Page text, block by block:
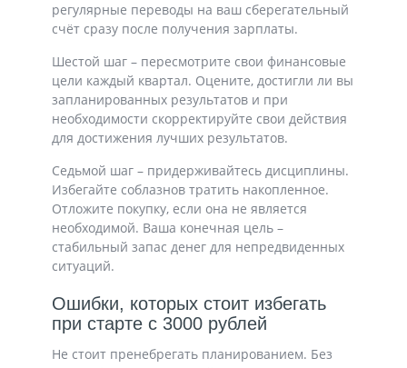
регулярные переводы на ваш сберегательный
счёт сразу после получения зарплаты.
Шестой шаг – пересмотрите свои финансовые
цели каждый квартал. Оцените, достигли ли вы
запланированных результатов и при
необходимости скорректируйте свои действия
для достижения лучших результатов.
Седьмой шаг – придерживайтесь дисциплины.
Избегайте соблазнов тратить накопленное.
Отложите покупку, если она не является
необходимой. Ваша конечная цель –
стабильный запас денег для непредвиденных
ситуаций.
Ошибки, которых стоит избегать
при старте с 3000 рублей
Не стоит пренебрегать планированием. Без